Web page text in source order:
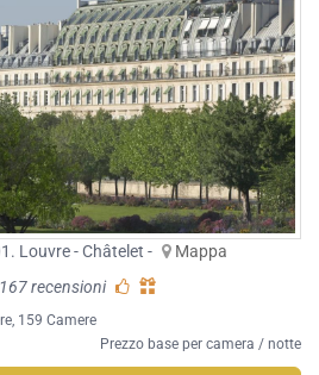
Louvre - Châtelet -
Mappa
recensioni
, 159 Camere
Prezzo base per camera / notte